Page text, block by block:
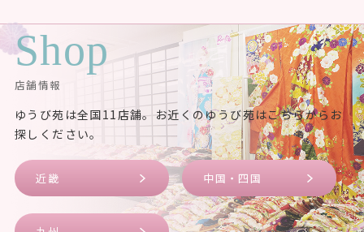
Shop
店舗情報
ゆうび苑は全国11店舗。お近くのゆうび苑はこちらからお
探しください。
近畿 中国・四国